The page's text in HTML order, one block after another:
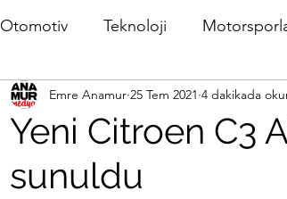
Otomotiv Teknoloji
Yeni Citroen C3
sunuldu
Emre Anamur 25 Tem 2021 4 dakikada